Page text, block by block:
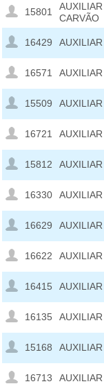
15801
CARVÃO
16429
16571
15509
16721
15812
16330
16629
16622
16415
16135
15168
16713